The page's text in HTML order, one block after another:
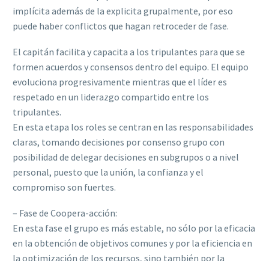
implícita además de la explicita grupalmente, por eso
puede haber conflictos que hagan retroceder de fase.
El capitán facilita y capacita a los tripulantes para que se
formen acuerdos y consensos dentro del equipo. El equipo
evoluciona progresivamente mientras que el líder es
respetado en un liderazgo compartido entre los
tripulantes.
En esta etapa los roles se centran en las responsabilidades
claras, tomando decisiones por consenso grupo con
posibilidad de delegar decisiones en subgrupos o a nivel
personal, puesto que la unión, la confianza y el
compromiso son fuertes.
– Fase de Coopera-acción:
En esta fase el grupo es más estable, no sólo por la eficacia
en la obtención de objetivos comunes y por la eficiencia en
la optimización de los recursos, sino también por la